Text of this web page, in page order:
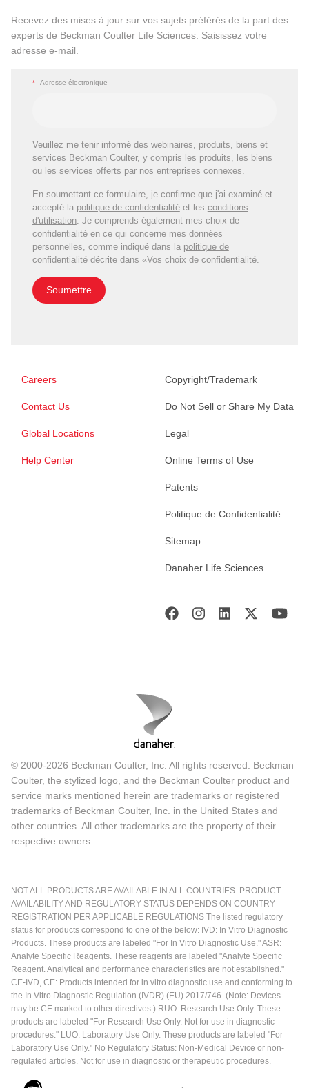
Recevez des mises à jour sur vos sujets préférés de la part des
experts de Beckman Coulter Life Sciences. Saisissez votre
adresse e-mail.
* Adresse électronique
Veuillez me tenir informé des webinaires, produits, biens et
services Beckman Coulter, y compris les produits, les biens
ou les services offerts par nos entreprises connexes.
En soumettant ce formulaire, je confirme que j'ai examiné et
accepté la politique de confidentialitéet les conditions
d'utilisation. Je comprends également mes choix de
confidentialité en ce qui concerne mes données
personnelles, comme indiqué dans la politique de
confidentialitédécrite dans «Vos choix de confidentialité.
Soumettre
Careers
Contact Us
Global Locations
Help Center
Copyright/Trademark
Do Not Sell or Share My Data
Legal
Online Terms of Use
Patents
Politique de Confidentialité
Sitemap
Danaher Life Sciences
© 2000-2026 Beckman Coulter, Inc. All rights reserved. Beckman
Coulter, the stylized logo, and the Beckman Coulter product and
service marks mentioned herein are trademarks or registered
trademarks of Beckman Coulter, Inc. in the United States and
other countries. All other trademarks are the property of their
respective owners.
NOT ALL PRODUCTS ARE AVAILABLE IN ALL COUNTRIES. PRODUCT
AVAILABILITY AND REGULATORY STATUS DEPENDS ON COUNTRY
REGISTRATION PER APPLICABLE REGULATIONS The listed regulatory
status for products correspond to one of the below: IVD: In Vitro Diagnostic
Products. These products are labeled "For In Vitro Diagnostic Use." ASR:
Analyte Specific Reagents. These reagents are labeled "Analyte Specific
Reagent. Analytical and performance characteristics are not established."
CE-IVD, CE: Products intended for in vitro diagnostic use and conforming to
the In Vitro Diagnostic Regulation (IVDR) (EU) 2017/746. (Note: Devices
may be CE marked to other directives.) RUO: Research Use Only. These
products are labeled "For Research Use Only. Not for use in diagnostic
procedures." LUO: Laboratory Use Only. These products are labeled "For
Laboratory Use Only." No Regulatory Status: Non-Medical Device or non-
regulated articles. Not for use in diagnostic or therapeutic procedures.